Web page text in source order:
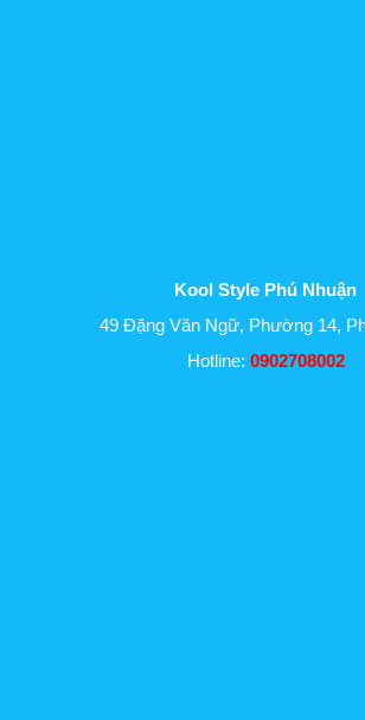
Kool Style Phú Nhuận
49 Đặng Văn Ngữ, Phường 14,
Hotline: 0902708002